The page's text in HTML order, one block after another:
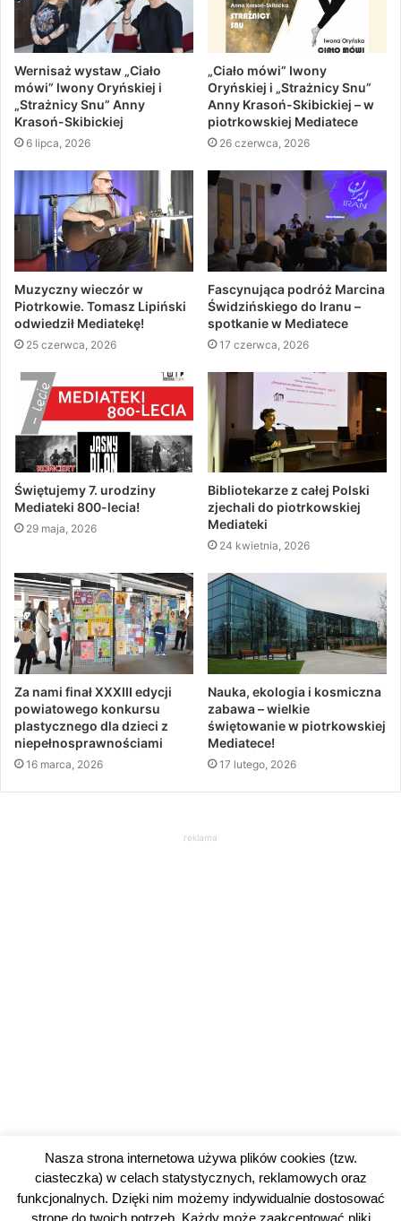
Wernisaż wystaw „Ciało
mówi” Iwony Oryńskiej i
„Strażnicy Snu” Anny
Krasoń-Skibickiej
6 lipca, 2026
„Ciało mówi” Iwony
Oryńskiej i „Strażnicy Snu”
Anny Krasoń-Skibickiej – w
piotrkowskiej Mediatece
26 czerwca, 2026
Muzyczny wieczór w
Piotrkowie. Tomasz Lipiński
odwiedził Mediatekę!
25 czerwca, 2026
Fascynująca podróż Marcina
Świdzińskiego do Iranu –
spotkanie w Mediatece
17 czerwca, 2026
Świętujemy 7. urodziny
Mediateki 800-lecia!
29 maja, 2026
Bibliotekarze z całej Polski
zjechali do piotrkowskiej
Mediateki
24 kwietnia, 2026
Za nami finał XXXIII edycji
powiatowego konkursu
plastycznego dla dzieci z
niepełnosprawnościami
16 marca, 2026
Nauka, ekologia i kosmiczna
zabawa – wielkie
świętowanie w piotrkowskiej
Mediatece!
17 lutego, 2026
reklama
Nasza strona internetowa używa plików cookies (tzw.
ciasteczka) w celach statystycznych, reklamowych oraz
funkcjonalnych. Dzięki nim możemy indywidualnie dostosować